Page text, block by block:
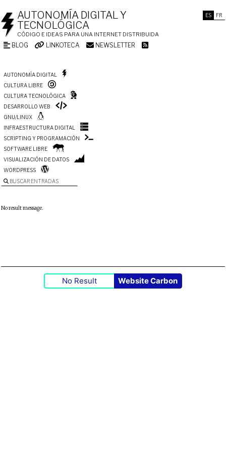
ES FR
AUTONOMÍA DIGITAL Y
TECNOLÓGICA
CÓDIGO E IDEAS PARA UNA INTERNET DISTRIBUIDA
BLOG LINKOTECA NEWSLETTER
AUTONOMÍA DIGITAL
CULTURA LIBRE
CULTURA TECNOLÓGICA
DESARROLLO WEB
GNU/LINUX
INFRAESTRUCTURA DIGITAL
SCRIPTING Y PROGRAMACIÓN
SOFTWARE LIBRE
VISUALIZACIÓN DE DATOS
WORDPRESS
BUSCAR ENTRADAS
No result message.
No Result Website Carbon